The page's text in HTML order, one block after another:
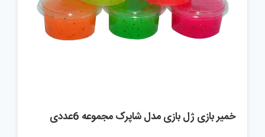
خمیر بازی ژل بازی مدل شاپرک مجموعه 6عددی